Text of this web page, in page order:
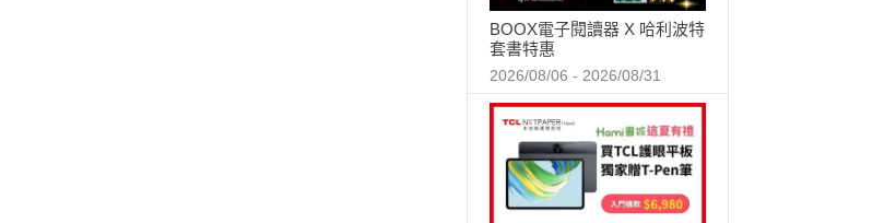
BOOX電子閱讀器 X 哈利波特
套書特惠
2026/08/06 - 2026/08/31